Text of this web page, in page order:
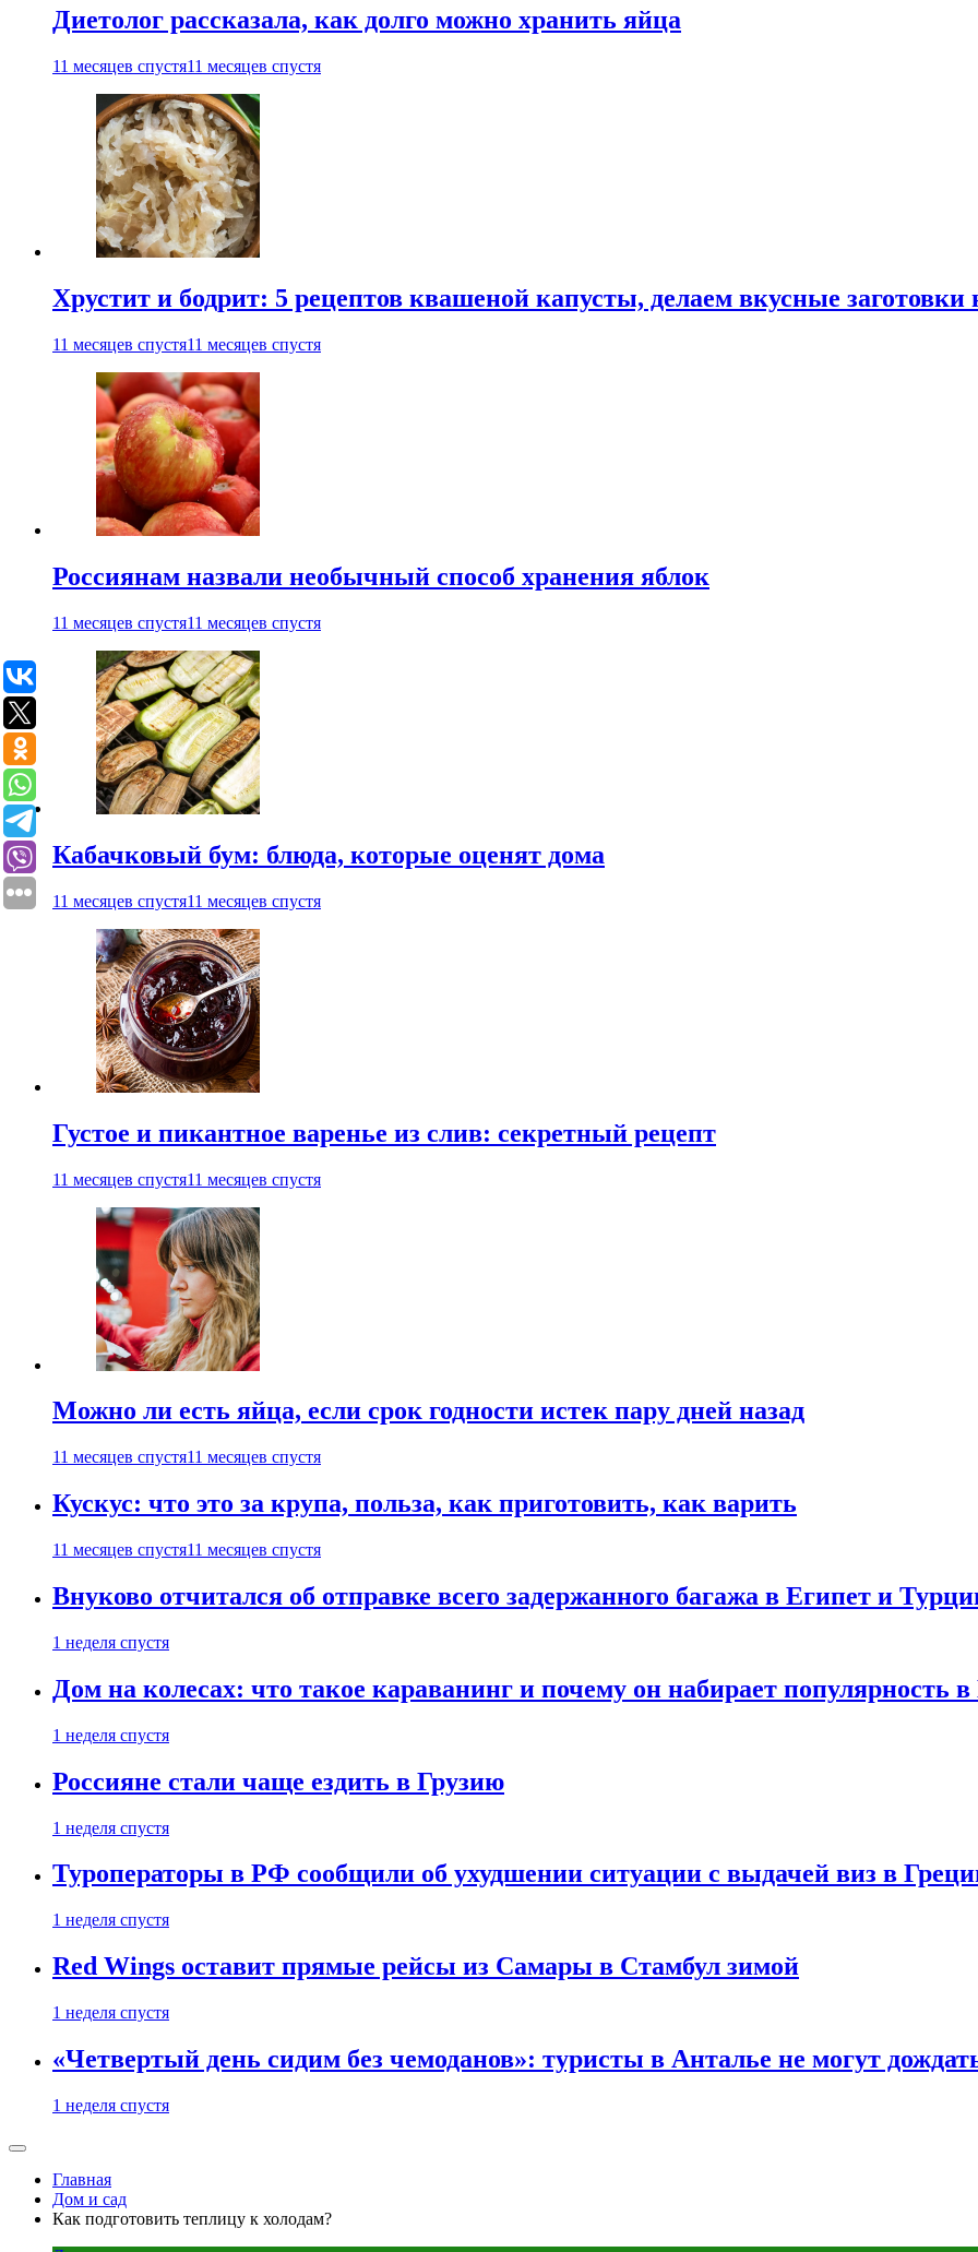
Диетолог рассказала, как долго можно хранить яйца
11 месяцев спустя11 месяцев спустя
Хрустит и бодрит: 5 рецептов квашеной капусты, делаем вкусные заготовки
11 месяцев спустя11 месяцев спустя
Россиянам назвали необычный способ хранения яблок
11 месяцев спустя11 месяцев спустя
Кабачковый бум: блюда, которые оценят дома
11 месяцев спустя11 месяцев спустя
Густое и пикантное варенье из слив: секретный рецепт
11 месяцев спустя11 месяцев спустя
Можно ли есть яйца, если срок годности истек пару дней назад
11 месяцев спустя11 месяцев спустя
Кускус: что это за крупа, польза, как приготовить, как варить
11 месяцев спустя11 месяцев спустя
Внуково отчитался об отправке всего задержанного багажа в Египет и
1 неделя спустя
Дом на колесах: что такое караванинг и почему он набирает популярность в
1 неделя спустя
Россияне стали чаще ездить в Грузию
1 неделя спустя
Туроператоры в РФ сообщили об ухудшении ситуации с выдачей виз в
1 неделя спустя
Red Wings оставит прямые рейсы из Самары в Стамбул зимой
1 неделя спустя
«Четвертый день сидим без чемоданов»: туристы в Анталье не могут
1 неделя спустя
Главная
Дом и сад
Как подготовить теплицу к холодам?